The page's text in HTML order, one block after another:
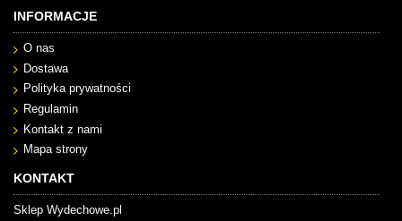
INFORMACJE
O nas
Dostawa
Polityka prywatności
Regulamin
Kontakt z nami
Mapa strony
KONTAKT
Sklep Wydechowe.pl